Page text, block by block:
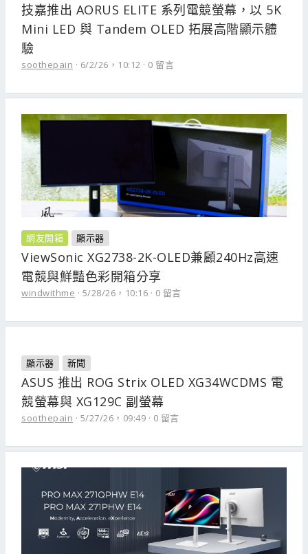
技嘉推出 AORUS ELITE 系列電競螢幕，以 5K
Mini LED 與 Tandem OLED 拓展高階顯示體
驗
soothepain 6/2/26，10:12 0 留言
網友開箱 顯示器
ViewSonic XG2738-2K-OLED兼顧240Hz高速
電競與鮮豔色彩開箱分享
windwithme 5/28/26，10:16 0 留言
顯示器 新聞
ASUS 推出 ROG Strix OLED XG34WCDMS 電
競螢幕與 XG129C 副螢幕
soothepain 5/27/26，09:49 0 留言